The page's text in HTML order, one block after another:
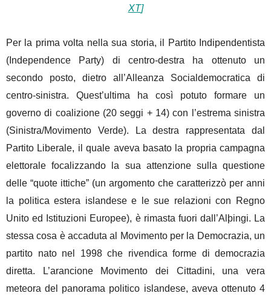
XT]
Per la prima volta nella sua storia, il Partito Indipendentista
(Independence Party) di centro-destra ha ottenuto un
secondo posto, dietro all’Alleanza Socialdemocratica di
centro-sinistra. Quest’ultima ha così potuto formare un
governo di coalizione (20 seggi + 14) con l’estrema sinistra
(Sinistra/Movimento Verde). La destra rappresentata dal
Partito Liberale, il quale aveva basato la propria campagna
elettorale focalizzando la sua attenzione sulla questione
delle “quote ittiche” (un argomento che caratterizzò per anni
la politica estera islandese e le sue relazioni con Regno
Unito ed Istituzioni Europee), è rimasta fuori dall’Alþingi. La
stessa cosa è accaduta al Movimento per la Democrazia, un
partito nato nel 1998 che rivendica forme di democrazia
diretta. L’arancione Movimento dei Cittadini, una vera
meteora del panorama politico islandese, aveva ottenuto 4